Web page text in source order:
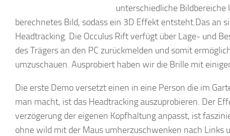
unterschiedliche Bildbereiche
berechnetes Bild, sodass ein 3D Effekt entsteht.Das an
Headtracking. Die Occulus Rift verfügt über Lage- und
des Trägers an den PC zurückmelden und somit
umzuschauen. Ausprobiert haben wir die Brille mit
Die erste Demo versetzt einen in eine Person die im
man macht, ist das Headtracking auszuprobieren. Der
verzögerung der eigenen Kopfhaltung anpasst, ist
ohne wild mit der Maus umherzuschwenken nach Links